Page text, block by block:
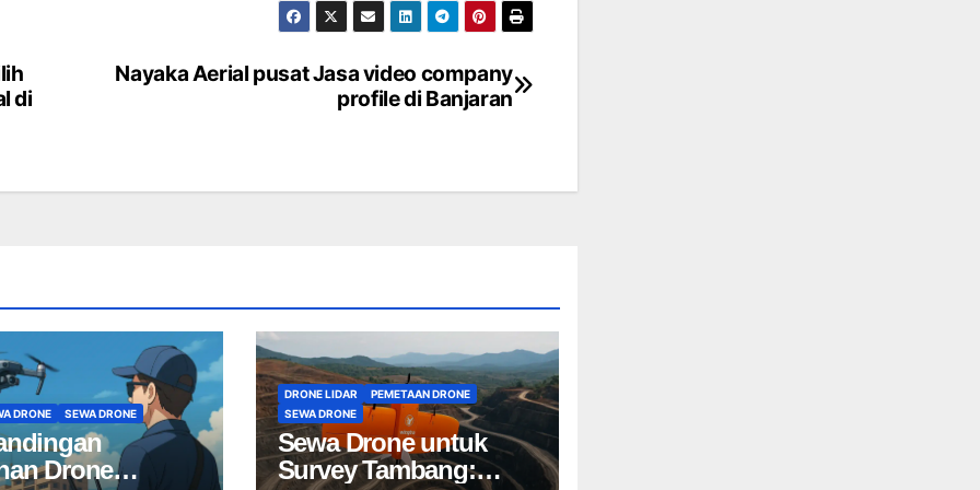
Nayaka Aerial pusat Jasa video company
profile di Banjaran
di
DRONE SEWA DRONE
Drone
DRONE LIDAR
PEMETAAN DRONE
SEWA DRONE
Sewa Drone untuk
Survey Tambang: